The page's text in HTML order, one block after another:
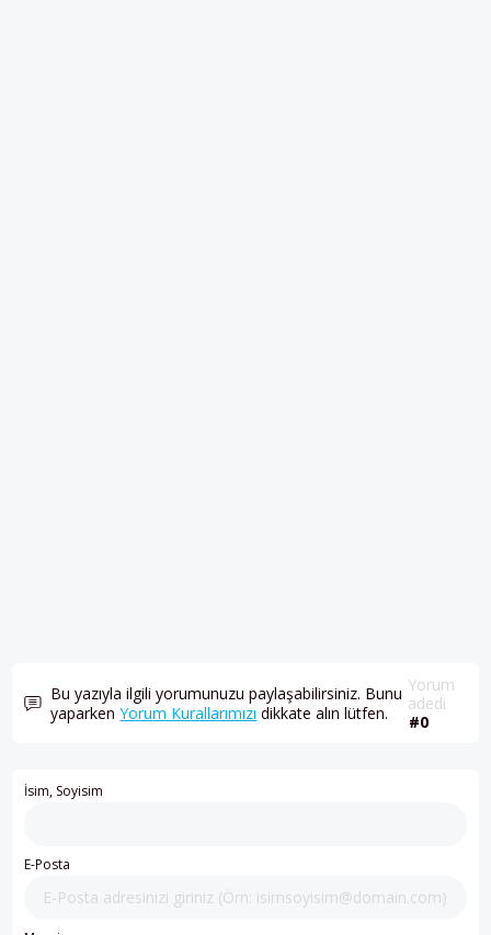
Bu yazıyla ilgili yorumunuzu paylaşabilirsiniz. Bunu
yaparkenYorum Kurallarımızı dikkate alın lütfen.
Yorum
adedi
#0
İsim, Soyisim
E-Posta